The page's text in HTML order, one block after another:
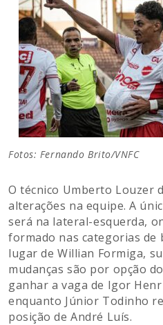
Fotos: Fernando Brito/VNFC
O técnico Umberto Louzer
alterações na equipe. A
será na lateral-esquerda,
formado nas categorias de
lugar de Willian Formiga,
mudanças são por opção
ganhar a vaga de Igor
enquanto Júnior Todinho
posição de André Luís.